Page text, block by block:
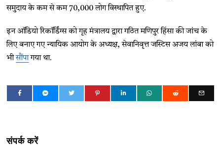
समुदाय के कम से कम 70,000 लोग विस्थापित हुए.
इन ऑडियो रिकॉर्डिंग्स को गृह मंत्रालय द्वारा गठित मणिपुर हिंसा की जांच के
लिए बनाए गए न्यायिक आयोग के अध्यक्ष, सेवानिवृत्त जस्टिस अजय लांबा को
भीसौंपागया था.
संपर्क करें